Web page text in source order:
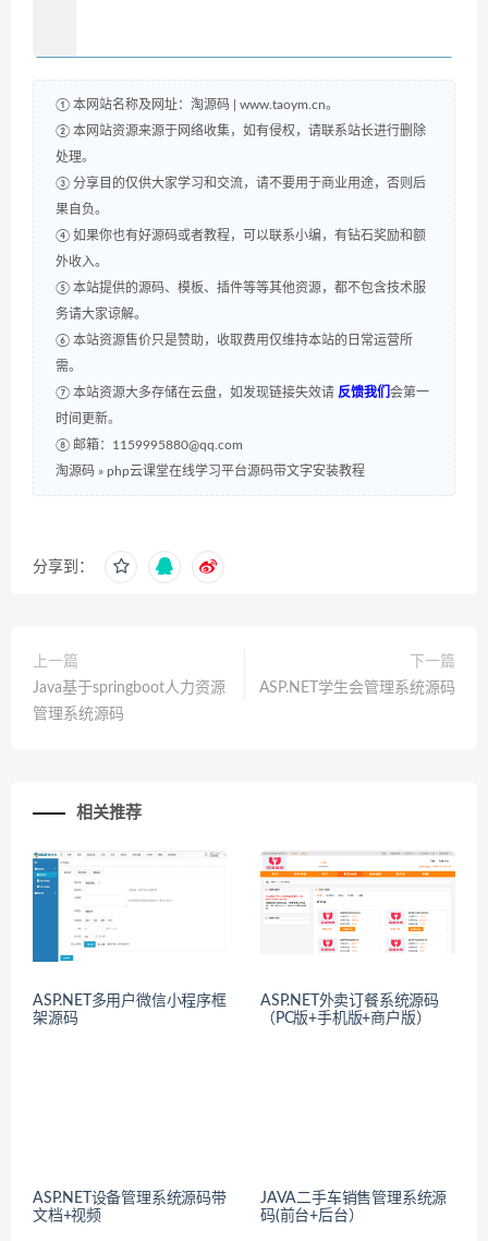
① 本网站名称及网址：淘源码 | www.taoym.cn。
② 本网站资源来源于网络收集，如有侵权，请联系站长进行删除
处理。
③ 分享目的仅供大家学习和交流，请不要用于商业用途，否则后
果自负。
④ 如果你也有好源码或者教程，可以联系小编，有钻石奖励和额
外收入。
⑤ 本站提供的源码、模板、插件等等其他资源，都不包含技术服
务请大家谅解。
⑥ 本站资源售价只是赞助，收取费用仅维持本站的日常运营所
需。
⑦ 本站资源大多存储在云盘，如发现链接失效请 反馈我们 会第一
时间更新。
⑧ 邮箱：1159995880@qq.com
淘源码 » php云课堂在线学习平台源码带文字安装教程
分享到：
上一篇
Java基于springboot人力资源
管理系统源码
下一篇
ASP.NET学生会管理系统源码
相关推荐
ASP.NET多用户微信小程序框
架源码
ASP.NET外卖订餐系统源码
（PC版+手机版+商户版）
ASP.NET设备管理系统源码带
文档+视频
JAVA二手车销售管理系统源
码(前台+后台）